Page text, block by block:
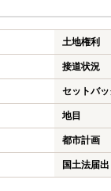
土地権利
接道状況
セットバッ
地目
都市計画
国土法届出